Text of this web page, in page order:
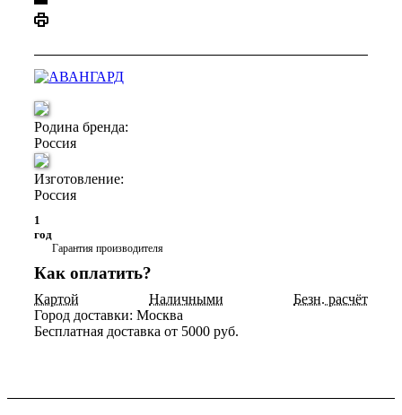
Родина бренда:
Россия
Изготовление:
Россия
1
год
Гарантия производителя
Как оплатить?
Картой Наличными
Безн. расчёт
Город доставки: Москва
Бесплатная доставка от 5000 руб.